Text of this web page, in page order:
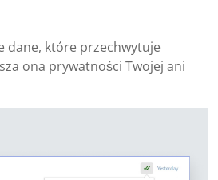
dane, które przechwytuje
ona prywatności Twojej ani